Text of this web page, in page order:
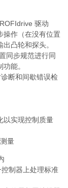
驱动
操作（在没有位置
凸轮和探头。
同步规范进行同
能。
断和间歇错误检
以实现控制质量
量
制器上处理标准